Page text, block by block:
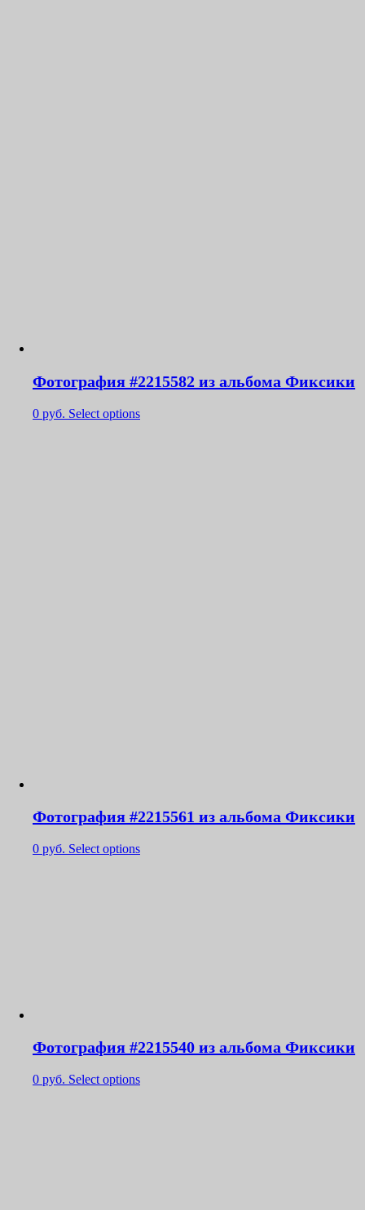
Фотография #2215582 из альбома Фиксики
0 руб. Select options
Фотография #2215561 из альбома Фиксики
0 руб. Select options
Фотография #2215540 из альбома Фиксики
0 руб. Select options